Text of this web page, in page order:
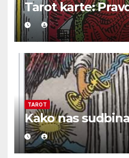
Tarot karte:
TAROT
Kako nas